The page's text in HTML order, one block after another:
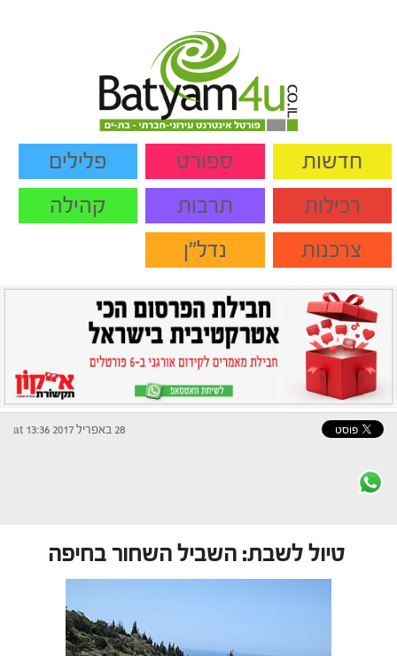
חדשות ספורט
פלילים
רכילות
תרבות
קהילה
צרכנות
נדל"ן
28 באפריל 2017 at 13:36
טיול לשבת: השביל השחור בחיפה